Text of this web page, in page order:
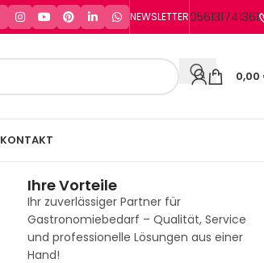
NEWSLETTER056131741361
0,00
KONTAKT
Ihre Vorteile
Ihr zuverlässiger Partner für
Gastronomiebedarf – Qualität, Service
und professionelle Lösungen aus einer
Hand!